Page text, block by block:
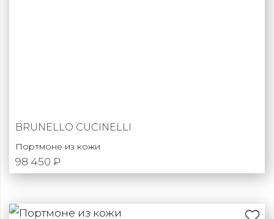
BRUNELLO CUCINELLI
Портмоне из кожи
98 450 ₽